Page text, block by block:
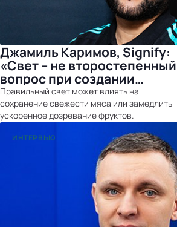
Джамиль Каримов, Signify:
«Свет – не второстепенный
вопрос при создании
магазина»
Правильный свет может влиять на
сохранение свежести мяса или замедлить
ускоренное дозревание фруктов.
ИНТЕРВЬЮ